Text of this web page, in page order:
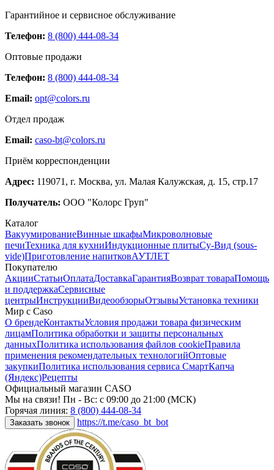
Гарантийное и сервисное обслуживание
Телефон: 8 (800) 444-08-34
Оптовые продажи
Телефон: 8 (800) 444-08-34
Email: opt@colors.ru
Отдел продаж
Email: caso-bt@colors.ru
Приём корреспонденции
Адрес: 119071, г. Москва, ул. Малая Калужская, д. 15, стр.17
Получатель: ООО "Колорс Груп"
Каталог
ВакуумированиеВинные шкафыМикроволновые
печиТехника для кухниИндукционные плитыСу-Вид (sous-
vide)Приготовление напитковАУТЛЕТ
Покупателю
АкцииСтатьиОплатаДоставкаГарантияВозврат товараПомощь
и поддержкаСервисные
центрыИнструкцииВидеообзорыОтзывыУстановка техники
Мир с Caso
О брендеКонтактыУсловия продажи товара физическим
лицамПолитика обработки и защиты персональных
данныхПолитика использования файлов cookieПравила
применения рекомендательных технологийОптовые
закупкиПолитика использования сервиса СмартКапча
(Яндекс)Рецепты
Официальный магазин CASO
Мы на связи! Пн - Вс: с 09:00 до 21:00 (МСК)
Горячая линия: 8 (800) 444-08-34
Заказать звонок https://t.me/caso_bt_bot